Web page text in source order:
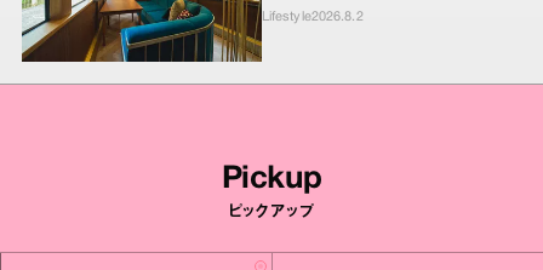
Lifestyle2026.8.2
Pickup
ピックアップ